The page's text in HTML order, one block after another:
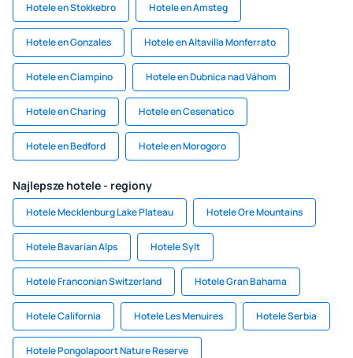
Hotele en Stokkebro Hotele en Amsteg
Hotele en Gonzales Hotele en Altavilla Monferrato
Hotele en Ciampino Hotele en Dubnica nad Váhom
Hotele en Charing Hotele en Cesenatico
Hotele en Bedford Hotele en Morogoro
Najlepsze hotele - regiony
Hotele Mecklenburg Lake Plateau Hotele Ore Mountains
Hotele Bavarian Alps Hotele Sylt
Hotele Franconian Switzerland Hotele Gran Bahama
Hotele California Hotele Les Menuires Hotele Serbia
Hotele Pongolapoort Nature Reserve